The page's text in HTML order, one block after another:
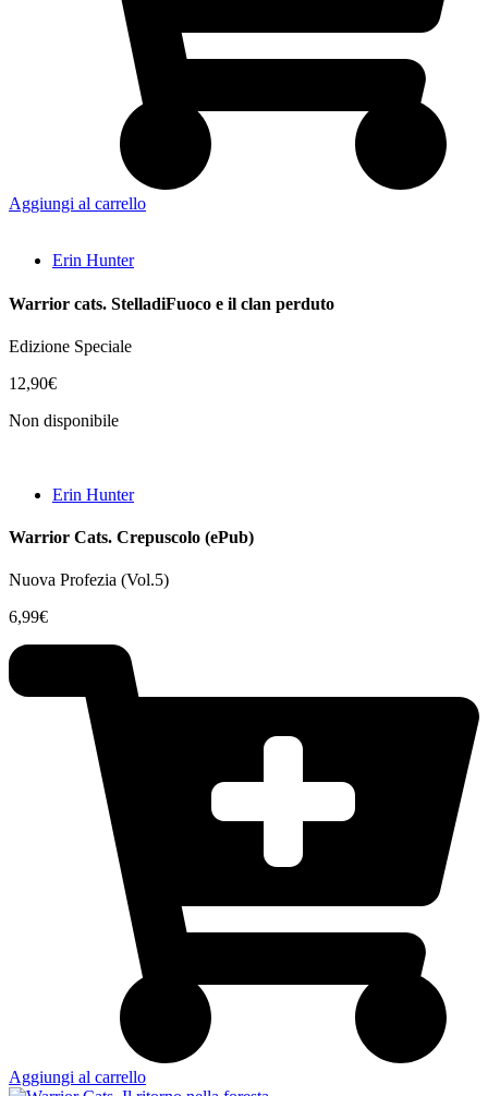
Aggiungi al carrello
Erin Hunter
Warrior cats. StelladiFuoco e il clan perduto
Edizione Speciale
12,90€
Non disponibile
Erin Hunter
Warrior Cats. Crepuscolo (ePub)
Nuova Profezia (Vol.5)
6,99€
Aggiungi al carrello